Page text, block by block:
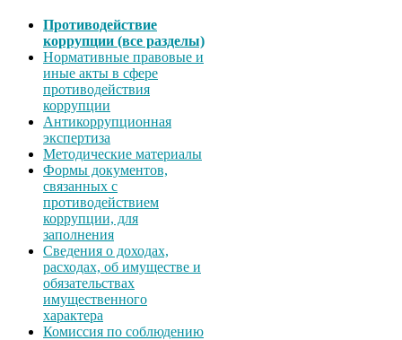
Противодействие
коррупции (все разделы)
Нормативные правовые и
иные акты в сфере
противодействия
коррупции
Антикоррупционная
экспертиза
Методические материалы
Формы документов,
связанных с
противодействием
коррупции, для
заполнения
Сведения о доходах,
расходах, об имуществе и
обязательствах
имущественного
характера
Комиссия по соблюдению